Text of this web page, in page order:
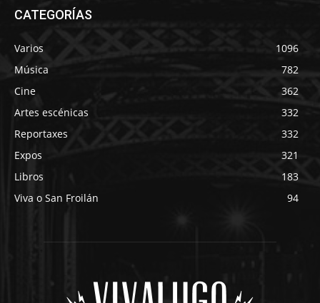
CATEGORÍAS
Varios
1096
Música
782
Cine
362
Artes escénicas
332
Reportaxes
332
Expos
321
Libros
183
Viva o San Froilán
94